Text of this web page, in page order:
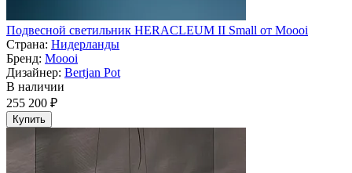
Подвесной светильник HERACLEUM II Small от Moooi
Страна: Нидерланды
Бренд: Moooi
Дизайнер: Bertjan Pot
В наличии
255 200 ₽
Купить